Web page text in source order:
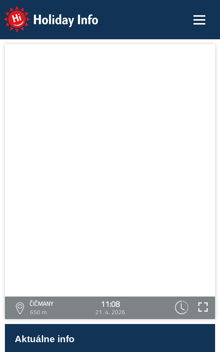
Holiday Info
ČIČMANY
650 m
11:08
21. 4. 2026
Aktuálne info